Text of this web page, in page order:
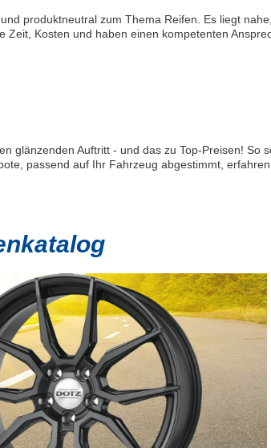
produktneutral zum Thema Reifen. Es liegt
Kosten und haben einen kompetenten
glänzenden Auftritt - und das zu Top-Preisen!
passend auf Ihr Fahrzeug abgestimmt,